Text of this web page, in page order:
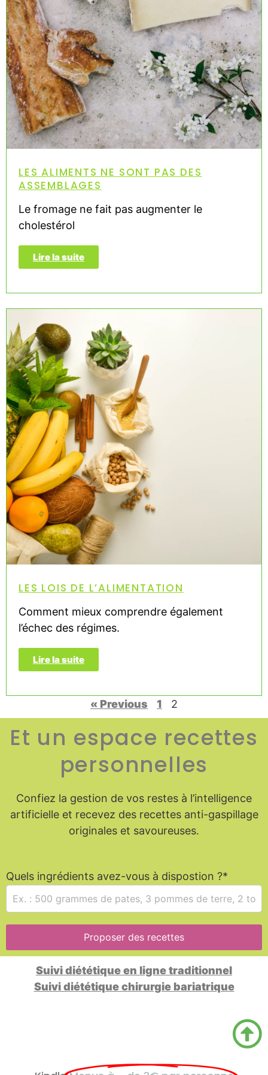
LES ALIMENTS NE SONT PAS DES
ASSEMBLAGES
Le fromage ne fait pas augmenter le
cholestérol
Lire la suite
LES LOIS DE L’ALIMENTATION
Comment mieux comprendre également
l’échec des régimes.
Lire la suite
« Previous 1 2
Et un espace recettes
personnelles
Confiez la gestion de vos restes à l’intelligence
artificielle et recevez des recettes anti-gaspillage
originales et savoureuses.
Quels ingrédients avez-vous à dispostion ?*
Proposer des recettes
Suivi diététique en ligne traditionnel
Suivi diététique chirurgie bariatrique